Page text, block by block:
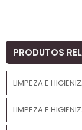
PRODUTOS
LIMPEZA E
LIMPEZA E